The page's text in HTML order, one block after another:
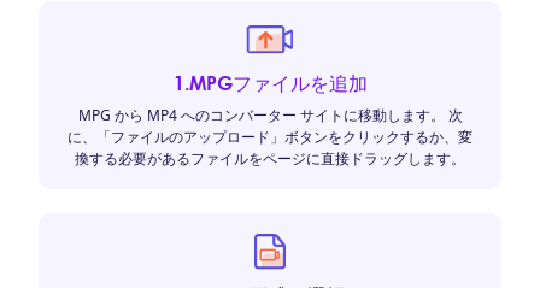
1.MPGファイルを追加
MPG から MP4 へのコンバーター サイトに移動します。 次
に、「ファイルのアップロード」ボタンをクリックするか、変
換する必要があるファイルをページに直接ドラッグします。